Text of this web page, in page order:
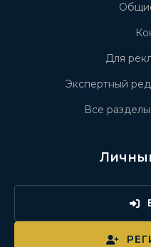
Для
Экспертный
Все